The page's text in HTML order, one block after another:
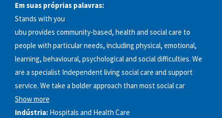
Em suas próprias palavras:
Stands with you
ubu provides community-based, health and social care to
people with particular needs, including physical, emotional,
learning, behavioural, psychological and social difficulties. We
are a specialist Independent living social care and support
service. We take a bolder approach than most social car
Show more
Indústria: Hospitals and Health Care